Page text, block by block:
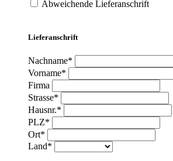
Abweichende Lieferanschrift
Lieferanschrift
Nachname*
Vorname*
Firma
Strasse*
Hausnr.*
PLZ*
Ort*
Land*